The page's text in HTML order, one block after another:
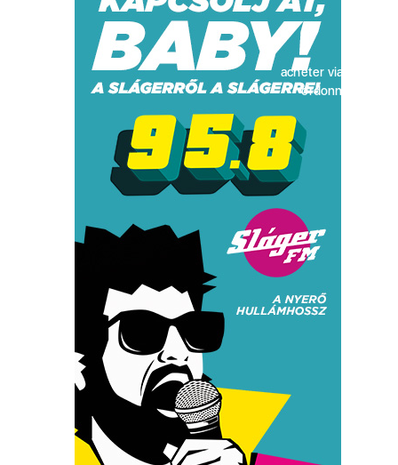
acheter viagra sans
ordonnance